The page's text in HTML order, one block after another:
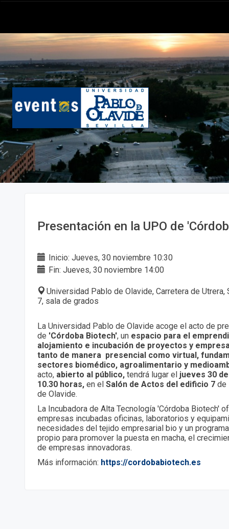
Presentación en la UPO de
Inicio: Jueves, 30 noviembre 10:30
Fin: Jueves, 30 noviembre 14:00
Universidad Pablo de Olavide, Carretera de Utrera,
7, sala de grados
La Universidad Pablo de Olavide acoge el acto de
de 'Córdoba Biotech', un espacio para el
alojamiento e incubación de proyectos y
tanto de manera presencial como virtual,
sectores biomédico, agroalimentario y
acto, abierto al público, tendrá lugar el jueves 30
10.30 horas, en el Salón de Actos del edificio 7 de
de Olavide.
La Incubadora de Alta Tecnología 'Córdoba Biotech'
empresas incubadas oficinas, laboratorios y
necesidades del tejido empresarial bio y un
propio para promover la puesta en macha, el
de empresas innovadoras.
Más información: https://cordobabiotech.es